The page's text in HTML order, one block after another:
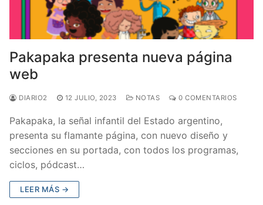
Pakapaka presenta nueva página
web
DIARIO2 12 JULIO, 2023 NOTAS 0 COMENTARIOS
Pakapaka, la señal infantil del Estado argentino,
presenta su flamante página, con nuevo diseño y
secciones en su portada, con todos los programas,
ciclos, pódcast…
LEER MÁS →